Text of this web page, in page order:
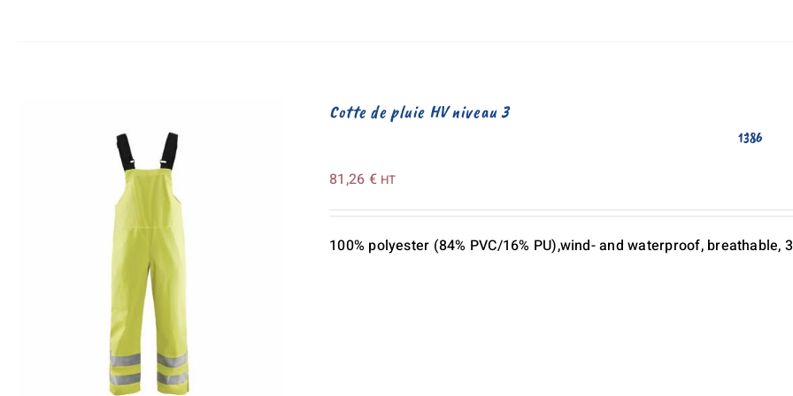
1386
Cotte de pluie HV niveau 3
81,26 € HT
100% polyester (84% PVC/16% PU),wind- and waterproof, breathable,